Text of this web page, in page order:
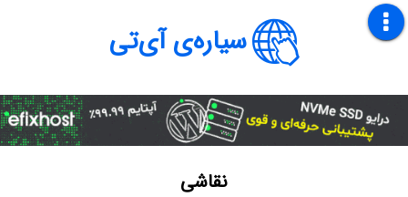
سیاره‌ی آی‌تی
نقاشی